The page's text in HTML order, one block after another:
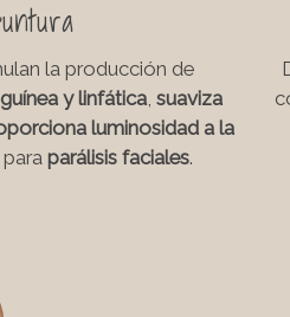
la producción de
y linfática, suaviza
luminosidad a la
parálisis faciales.